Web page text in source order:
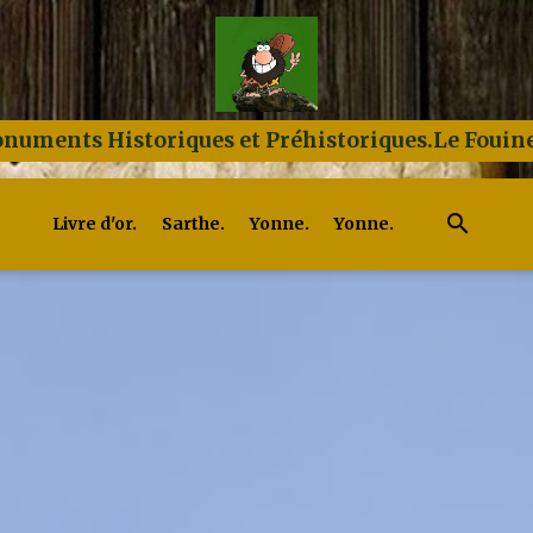
Historiques et Préhistoriques.Le
Livre d'or. Sarthe. Yonne. Yonne.